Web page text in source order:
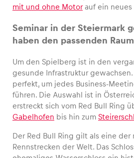
mit und ohne Motorauf ein neues
Seminar in der Steiermark
haben den passenden
Um den Spielberg ist in den
gesunde Infrastruktur
perfekt, um jedes Business-
führen. Die Auswahl ist in
erstreckt sich vom Red Bull Ring
Gabelhofen bis hin zum
Der Red Bull Ring gilt als eine der
Rennstrecken der Welt. Das